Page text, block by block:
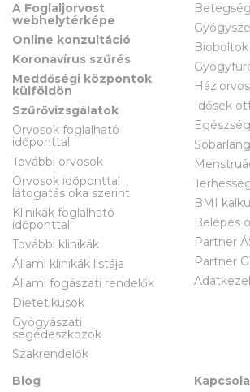
A Foglaljorvost
webhelytérképe
Online konzultáció
Koronavírus szűrés
Meddőségi központok
külföldön
Szűrővizsgálatok
Orvosok foglalható
időponttal
További orvosok
Orvosok időponttal
látogatás oka szerint
Klinikák foglalható
időponttal
További klinikák
Állami klinikák listája
Állami fogászati rendelők
Dietetikusok
Gyógyászati
segédeszközök
Szakrendelők
Bioboltok
Idősek
BMI
Belépés
Partner
Partner
Blog